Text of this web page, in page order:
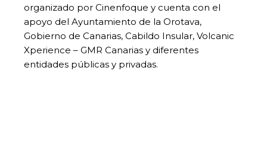
organizado por Cinenfoque y cuenta con el
apoyo del Ayuntamiento de la Orotava,
Gobierno de Canarias, Cabildo Insular, Volcanic
Xperience – GMR Canarias y diferentes
entidades públicas y privadas.